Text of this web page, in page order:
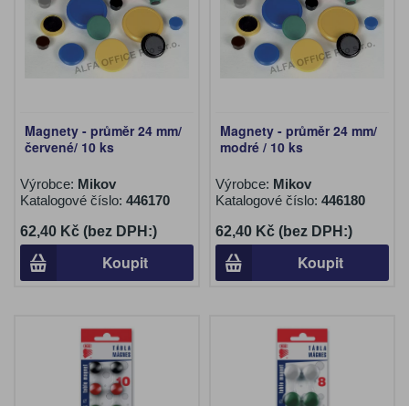
Magnety - průměr 24 mm/
červené/ 10 ks
Výrobce: Mikov
Katalogové číslo: 446170
62,40 Kč (bez DPH:)
Koupit
Magnety - průměr 24 mm/
modré / 10 ks
Výrobce: Mikov
Katalogové číslo: 446180
62,40 Kč (bez DPH:)
Koupit